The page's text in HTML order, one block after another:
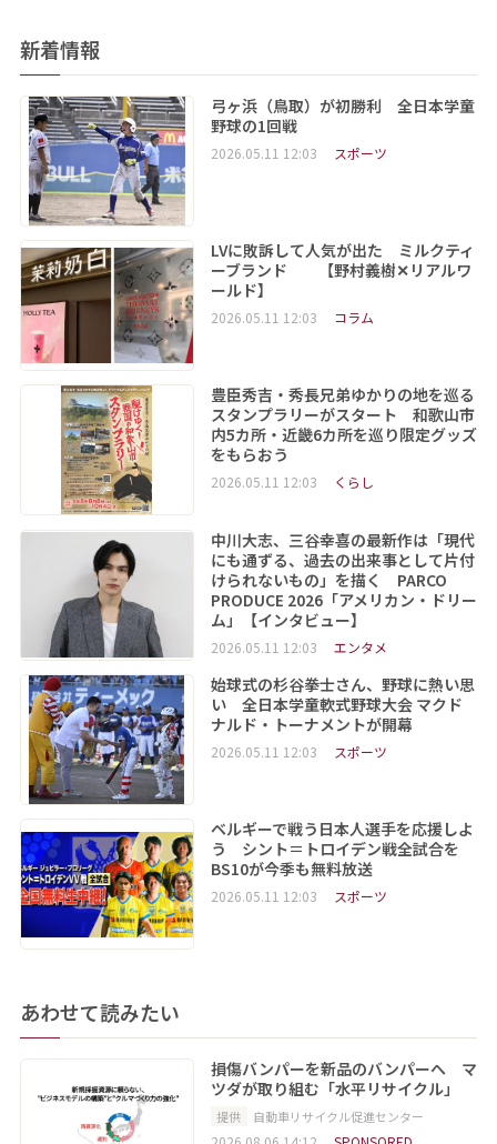
新着情報
弓ヶ浜（鳥取）が初勝利 全日本学童
野球の1回戦
2026.05.11 12:03 スポーツ
LVに敗訴して人気が出た ミルクティ
ーブランド 【野村義樹✕リアルワ
ールド】
2026.05.11 12:03 コラム
豊臣秀吉・秀長兄弟ゆかりの地を巡る
スタンプラリーがスタート 和歌山市
内5カ所・近畿6カ所を巡り限定グッズ
をもらおう
2026.05.11 12:03 くらし
中川大志、三谷幸喜の最新作は「現代
にも通ずる、過去の出来事として片付
けられないもの」を描く PARCO
PRODUCE 2026「アメリカン・ドリー
ム」【インタビュー】
2026.05.11 12:03 エンタメ
始球式の杉谷拳士さん、野球に熱い思
い 全日本学童軟式野球大会 マクド
ナルド・トーナメントが開幕
2026.05.11 12:03 スポーツ
ベルギーで戦う日本人選手を応援しよ
う シント＝トロイデン戦全試合を
BS10が今季も無料放送
2026.05.11 12:03 スポーツ
あわせて読みたい
損傷バンパーを新品のバンパーへ マ
ツダが取り組む「水平リサイクル」
提供 自動車リサイクル促進センター